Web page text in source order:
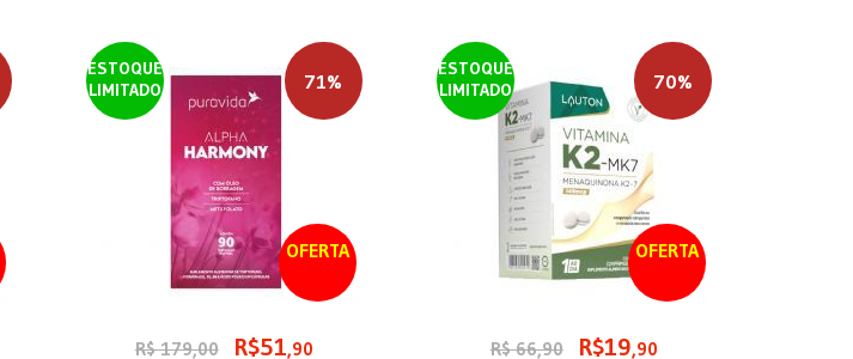
ESTOQUE
LIMITADO
OFERTA
71%
R$ 179,00 R$51,90
ESTOQUE
LIMITADO
OFERTA
70%
R$ 66,90 R$19,90